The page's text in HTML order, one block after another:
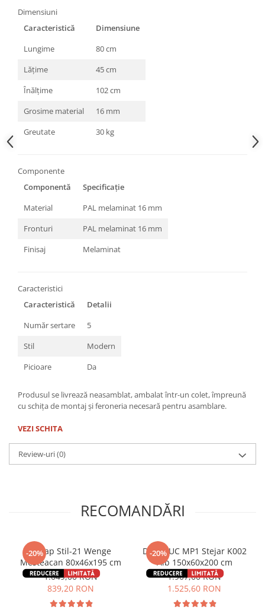
Dimensiuni
Caracteristică
Dimensiune
Lungime
80 cm
Lățime
45 cm
Înălțime
102 cm
Grosime material
16 mm
Greutate
30 kg
Componente
Componentă
Specificație
Material
PAL melaminat 16 mm
Fronturi
PAL melaminat 16 mm
Finisaj
Melaminat
Caracteristici
Caracteristică
Detalii
Număr sertare
5
Stil
Modern
Picioare
Da
Produsul se livrează neasamblat, ambalat într-un colet, împreună
cu schița de montaj și feroneria necesară pentru asamblare.
VEZI SCHITA
Review-uri(0)
RECOMANDĂRI
-20%
Dulap Stil-21 Wenge
Mesteacan 80x46x195 cm
1.049,00 RON
839,20 RON
-20%
Dulap UC MP1 Stejar K002
Alb 150x60x200 cm
1.907,00 RON
1.525,60 RON